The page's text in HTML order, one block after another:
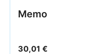
Memo
30,01 €